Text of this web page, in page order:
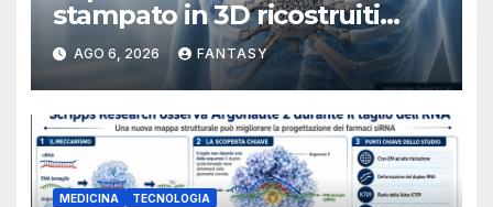
stampato in 3D ricostruiti
sterno e costole dopo un
tumore raro
AGO 6, 2026 FANTASY
MEDICINA TECNOLOGIA